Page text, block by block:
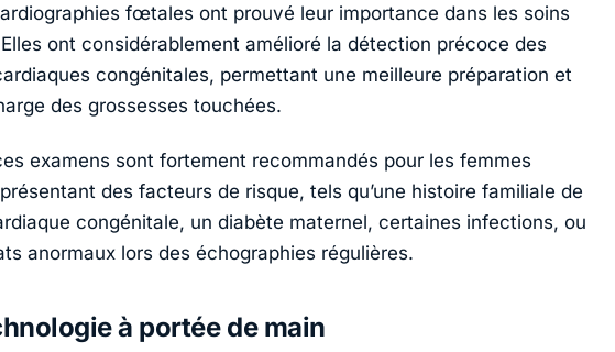
fœtales ont prouvé leur importance dans les soins
ont considérablement amélioré la détection précoce des
congénitales, permettant une meilleure préparation et
des grossesses touchées.
examens sont fortement recommandés pour les femmes
des facteurs de risque, tels qu’une histoire familiale de
congénitale, un diabète maternel, certaines infections, ou
anormaux lors des échographies régulières.
à portée de main